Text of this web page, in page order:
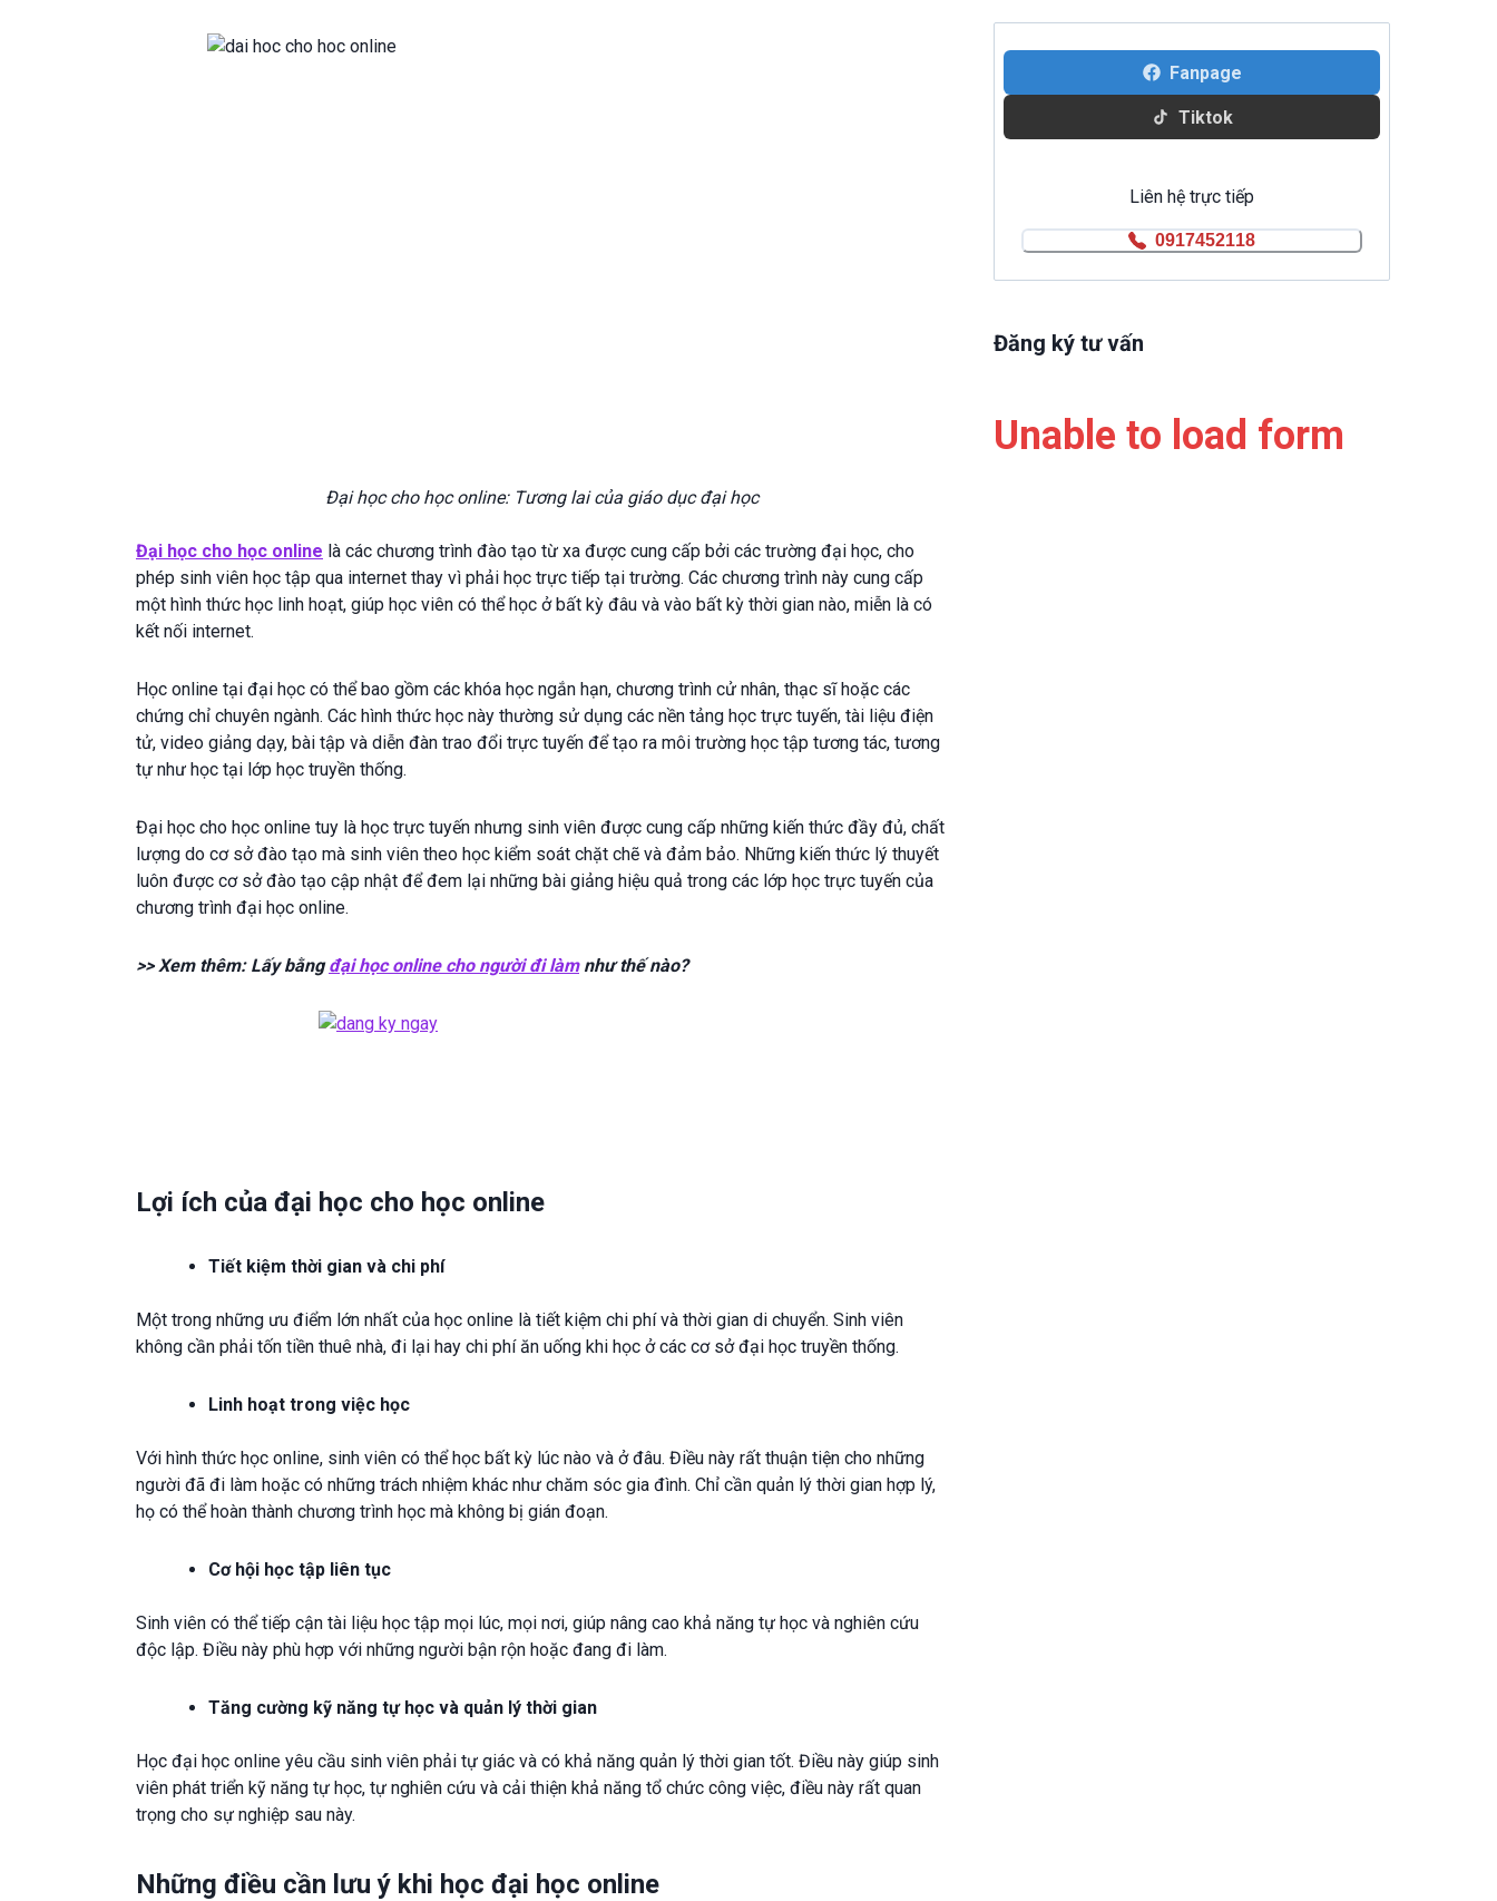
Đại học cho học online: Tương lai của giáo dục đại học
Đại học cho học online là các chương trình đào tạo từ xa được cung cấp bởi các trường đại học, cho
phép sinh viên học tập qua internet thay vì phải học trực tiếp tại trường. Các chương trình này cung cấp
một hình thức học linh hoạt, giúp học viên có thể học ở bất kỳ đâu và vào bất kỳ thời gian nào, miễn là có
kết nối internet.
Học online tại đại học có thể bao gồm các khóa học ngắn hạn, chương trình cử nhân, thạc sĩ hoặc các
chứng chỉ chuyên ngành. Các hình thức học này thường sử dụng các nền tảng học trực tuyến, tài liệu điện
tử, video giảng dạy, bài tập và diễn đàn trao đổi trực tuyến để tạo ra môi trường học tập tương tác, tương
tự như học tại lớp học truyền thống.
Đại học cho học online tuy là học trực tuyến nhưng sinh viên được cung cấp những kiến thức đầy đủ, chất
lượng do cơ sở đào tạo mà sinh viên theo học kiểm soát chặt chẽ và đảm bảo. Những kiến thức lý thuyết
luôn được cơ sở đào tạo cập nhật để đem lại những bài giảng hiệu quả trong các lớp học trực tuyến của
chương trình đại học online.
>> Xem thêm: Lấy bằngđại học online cho người đi làmnhư thế nào?
Lợi ích của đại học cho học online
Tiết kiệm thời gian và chi phí
Một trong những ưu điểm lớn nhất của học online là tiết kiệm chi phí và thời gian di chuyển. Sinh viên
không cần phải tốn tiền thuê nhà, đi lại hay chi phí ăn uống khi học ở các cơ sở đại học truyền thống.
Linh hoạt trong việc học
Với hình thức học online, sinh viên có thể học bất kỳ lúc nào và ở đâu. Điều này rất thuận tiện cho những
người đã đi làm hoặc có những trách nhiệm khác như chăm sóc gia đình. Chỉ cần quản lý thời gian hợp lý,
họ có thể hoàn thành chương trình học mà không bị gián đoạn.
Cơ hội học tập liên tục
Sinh viên có thể tiếp cận tài liệu học tập mọi lúc, mọi nơi, giúp nâng cao khả năng tự học và nghiên cứu
độc lập. Điều này phù hợp với những người bận rộn hoặc đang đi làm.
Tăng cường kỹ năng tự học và quản lý thời gian
Học đại học online yêu cầu sinh viên phải tự giác và có khả năng quản lý thời gian tốt. Điều này giúp sinh
viên phát triển kỹ năng tự học, tự nghiên cứu và cải thiện khả năng tổ chức công việc, điều này rất quan
trọng cho sự nghiệp sau này.
Những điều cần lưu ý khi học đại học online
Fanpage
Tiktok
Liên hệ trực tiếp
0917452118
Đăng ký tư vấn
Unable to load form